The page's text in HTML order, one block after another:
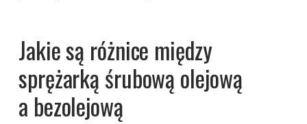
Jakie są różnice między
sprężarką śrubową olejową
a bezolejową